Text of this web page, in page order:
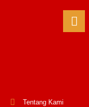
Tentang Kami